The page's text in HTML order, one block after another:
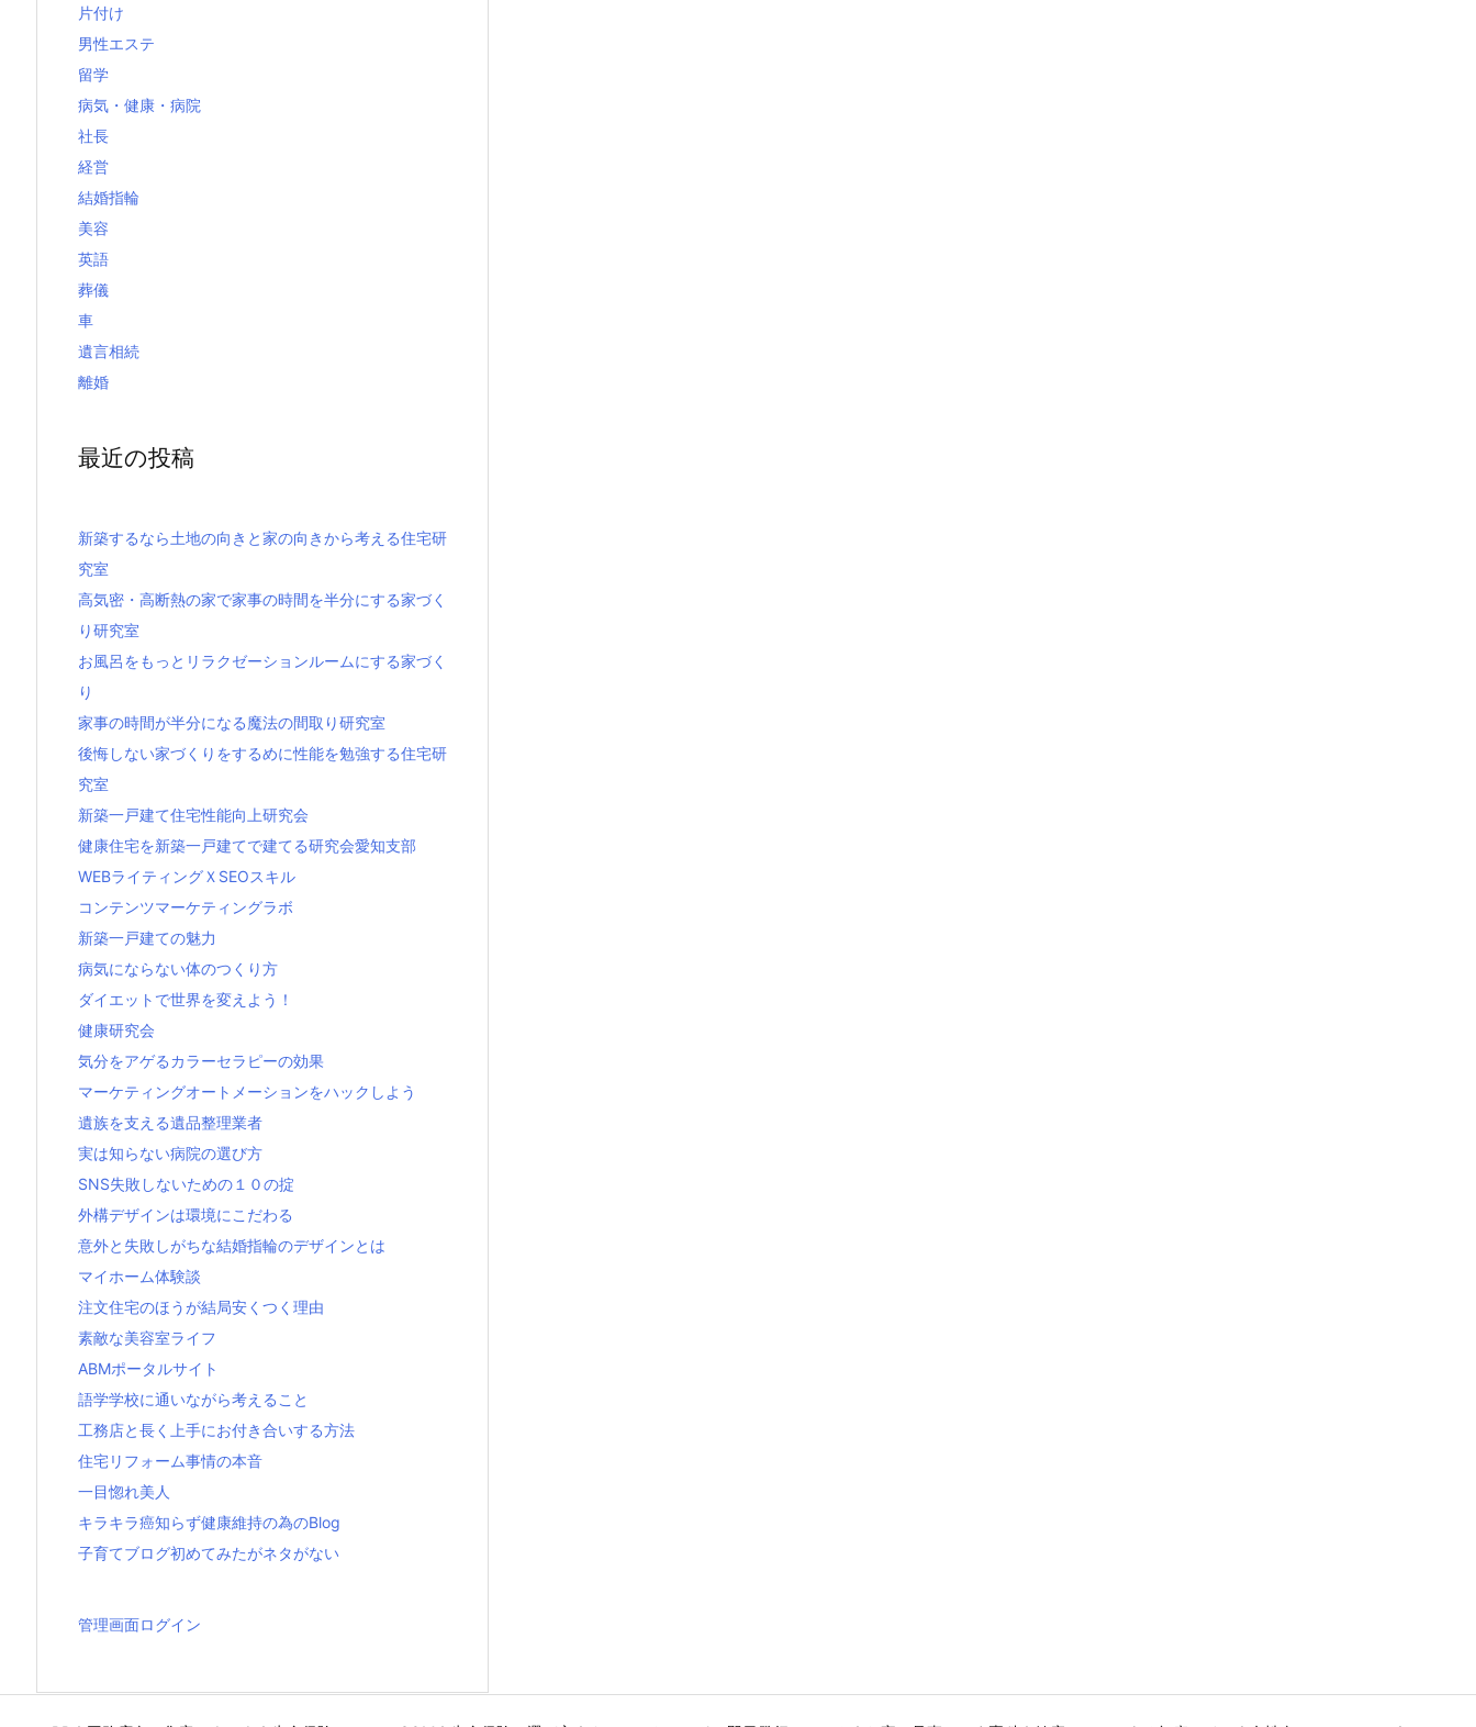
片付け
男性エステ
留学
病気・健康・病院
社長
経営
結婚指輪
美容
英語
葬儀
車
遺言相続
離婚
最近の投稿
新築するなら土地の向きと家の向きから考える住宅研
究室
高気密・高断熱の家で家事の時間を半分にする家づく
り研究室
お風呂をもっとリラクゼーションルームにする家づく
り
家事の時間が半分になる魔法の間取り研究室
後悔しない家づくりをするめに性能を勉強する住宅研
究室
新築一戸建て住宅性能向上研究会
健康住宅を新築一戸建てで建てる研究会愛知支部
WEBライティングＸSEOスキル
コンテンツマーケティングラボ
新築一戸建ての魅力
病気にならない体のつくり方
ダイエットで世界を変えよう！
健康研究会
気分をアゲるカラーセラピーの効果
マーケティングオートメーションをハックしよう
遺族を支える遺品整理業者
実は知らない病院の選び方
SNS失敗しないための１０の掟
外構デザインは環境にこだわる
意外と失敗しがちな結婚指輪のデザインとは
マイホーム体験談
注文住宅のほうが結局安くつく理由
素敵な美容室ライフ
ABMポータルサイト
語学学校に通いながら考えること
工務店と長く上手にお付き合いする方法
住宅リフォーム事情の本音
一目惚れ美人
キラキラ癌知らず健康維持の為のBlog
子育てブログ初めてみたがネタがない
管理画面ログイン